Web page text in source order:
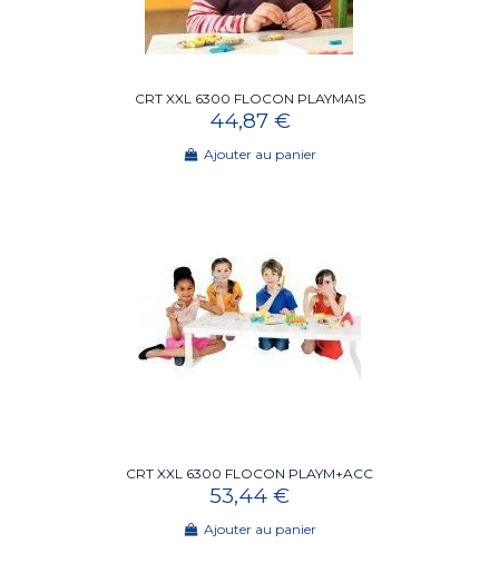
CRT XXL 6300 FLOCON PLAYMAIS
44,87 €
Ajouter au panier
CRT XXL 6300 FLOCON PLAYM+ACC
53,44 €
Ajouter au panier